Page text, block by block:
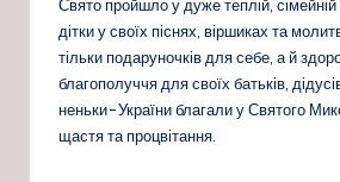
Свято пройшло у дуже теплій,
дітки у своїх піснях, віршиках та
тільки подаруночків для себе, а й
благополуччя для своїх батьків,
неньки-України благали у Святого
щастя та процвітання.